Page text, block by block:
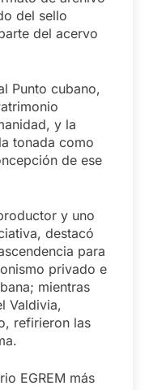
del sello
del acervo
Punto cubano,
y la
tonada como
de ese
y uno
destacó
para
privado e
mientras
Valdivia,
refirieron las
EGREM más